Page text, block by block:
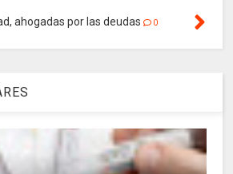
ahogadas por las deudas 0